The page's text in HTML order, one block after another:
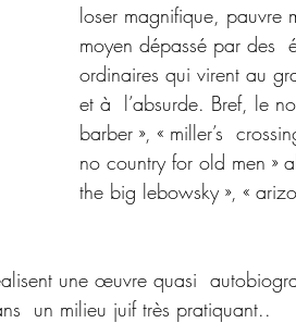
loser magnifique, pauvre
moyen dépassé par des
ordinaires qui virent au
et à  l’absurde. Bref, le
barber », « miller’s
no country for old men »
the big lebowsky », «
une œuvre quasi
un milieu juif très pratiquant..